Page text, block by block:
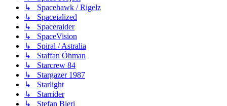
↳ Spacehawk / Rigelz
↳ Spaceialized
↳ Spaceraider
↳ SpaceVision
↳ Spiral / Astralia
↳ Staffan Öhman
↳ Starcrew 84
↳ Stargazer 1987
↳ Starlight
↳ Starrider
↳ Stefan Bieri